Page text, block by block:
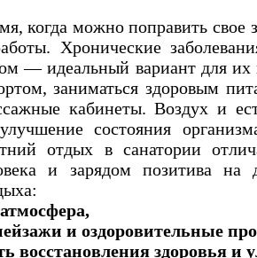
когда можно поправить свое
Хронические
— идеальный вариант для
заниматься здоровым
кабинеты. Воздух и
состояния
отдых в санатории
и зарядом позитива на
и оздоровительные
восстановления здоровья